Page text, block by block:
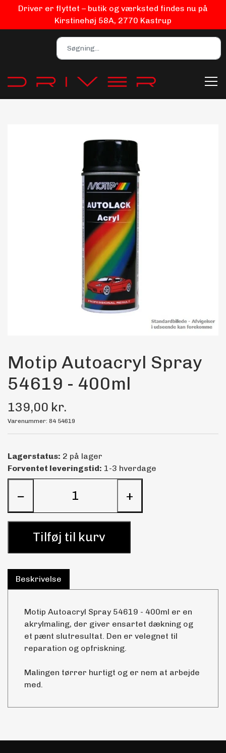
Driver er flyttet – butik og værksted findes nu på
Kirstinehøj 58A, 2770 Kastrup
Biludstyr
EV Udstyr
Maling
Bilstereo
Transport Udstyr
Dæk & Fælge
Motip Autoacryl Spray
54619 - 400ml
139,00 kr.
Varenummer: 84 54619
Lagerstatus: 2 på lager
Forventet leveringstid: 1-3 hverdage
− +
Tilføj til kurv
Beskrivelse
Motip Autoacryl Spray 54619 - 400ml er en
akrylmaling, der giver ensartet dækning og
et pænt slutresultat. Den er velegnet til
reparation og opfriskning.
Malingen tørrer hurtigt og er nem at arbejde
med.